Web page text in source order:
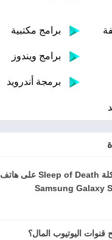
برامج مكتبية
برامج ويندوز
برمجة أندرويد
حل مشكلة Sleep of Death على هاتف
Samsung Galaxy
قنوات اليوتيوب المال؟